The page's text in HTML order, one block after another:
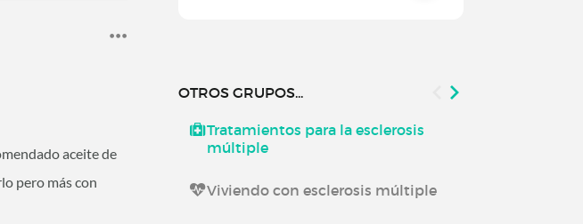
aceite de
pero más con
OTROS GRUPOS...
Tratamientos para la esclerosis
múltiple
Viviendo con esclerosis múltiple